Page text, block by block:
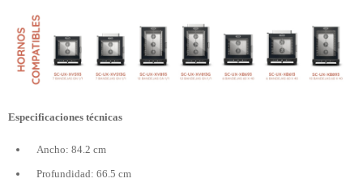
Especificaciones técnicas
Ancho: 84.2 cm
Profundidad: 66.5 cm